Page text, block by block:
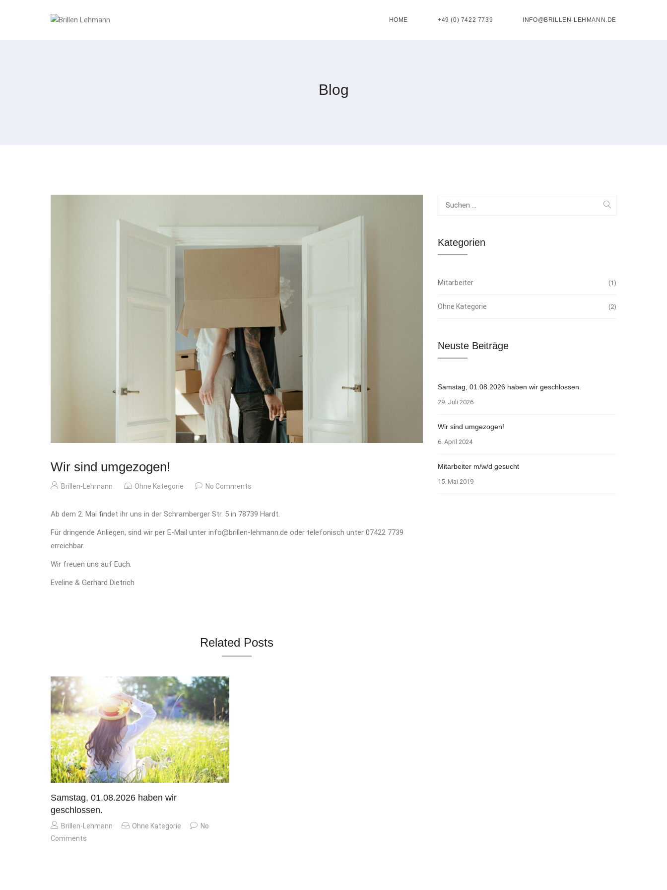
HOME +49 (0) 7422 7739 INFO@BRILLEN-LEHMANN.DE
Blog
Wir sind umgezogen!
Brillen-Lehmann Ohne Kategorie No Comments
Ab dem 2. Mai findet ihr uns in der Schramberger Str. 5 in 78739 Hardt.
Für dringende Anliegen, sind wir per E-Mail unter info@brillen-lehmann.de oder telefonisch unter 07422 7739
erreichbar.
Wir freuen uns auf Euch.
Eveline & Gerhard Dietrich
Related Posts
Samstag, 01.08.2026 haben wir
geschlossen.
Brillen-Lehmann Ohne Kategorie
No
Comments
Kategorien
Mitarbeiter 1
Ohne Kategorie 2
Neuste Beiträge
Samstag, 01.08.2026 haben wir geschlossen.
29. Juli 2026
Wir sind umgezogen!
6. April 2024
Mitarbeiter m/w/d gesucht
15. Mai 2019